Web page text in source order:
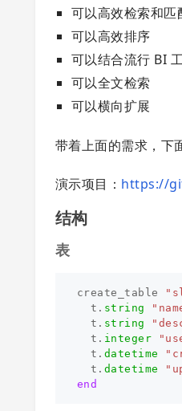
可以高效检索和匹
可以高效排序
可以结合流行 BI
可以全文检索
可以横向扩展
带着上面的需求，下
演示项目： https://
结构
表
create_table
t . string
t . string
t . integer
t . datetime
t . datetime
end